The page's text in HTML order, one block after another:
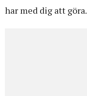
har med dig att göra.